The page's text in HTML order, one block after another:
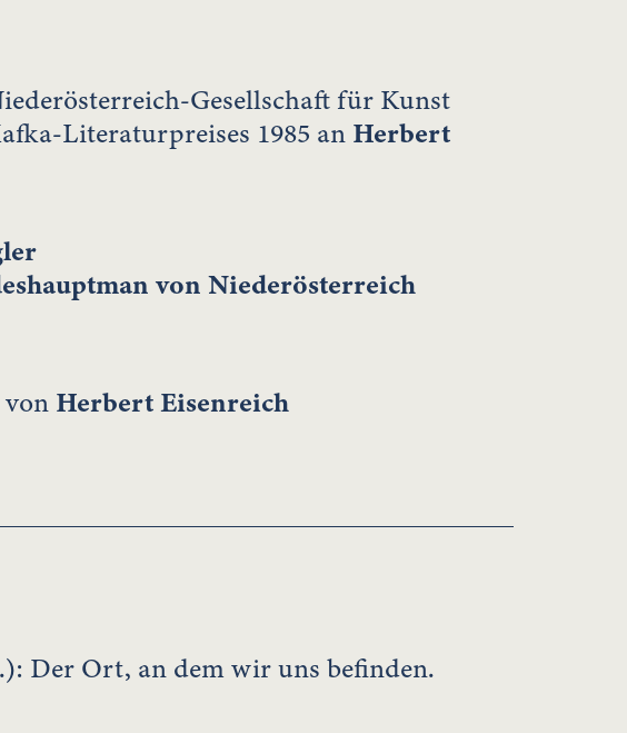
Gesellschaft für Kunst
Literaturpreises 1985 an Herbert
von Niederösterreich
Herbert Eisenreich
Der Ort, an dem wir uns befinden.